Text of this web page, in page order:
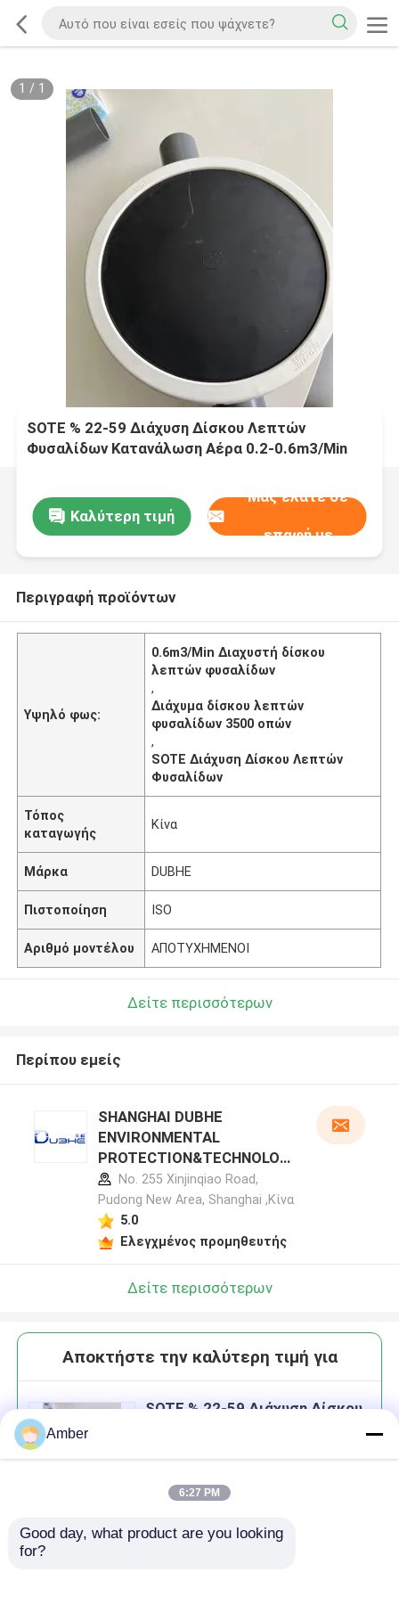
1 / 1
SOTE % 22-59 Διάχυση Δίσκου Λεπτών
Φυσαλίδων Κατανάλωση Αέρα 0.2-0.6m3/Min
Καλύτερη τιμή
Μας ελάτε σε
επαφή με
Περιγραφή προϊόντων
Υψηλό φως:
0.6m3/Min Διαχυστή δίσκου
λεπτών φυσαλίδων
,
Διάχυμα δίσκου λεπτών
φυσαλίδων 3500 οπών
,
SOTE Διάχυση Δίσκου Λεπτών
Φυσαλίδων
Τόπος
καταγωγής
Κίνα
Μάρκα DUBHE
Πιστοποίηση ISO
Αριθμό μοντέλου ΑΠΟΤΥΧΗΜΕΝΟΙ
Δείτε περισσότερων
Περίπου εμείς
SHANGHAI DUBHE
ENVIRONMENTAL
PROTECTION&TECHNOLOG
Y CO.,LTD προφίλ
κατασκευαστή
No. 255 Xinjinqiao Road,
Pudong New Area, Shanghai ,Κίνα
5.0
Ελεγχμένος προμηθευτής
Δείτε περισσότερων
Αποκτήστε την καλύτερη τιμή για
SOTE % 22-59 Διάχυση Δίσκου
3500
Να συνεχίσει
Amber
6:27 PM
Good day, what product are you looking
for?